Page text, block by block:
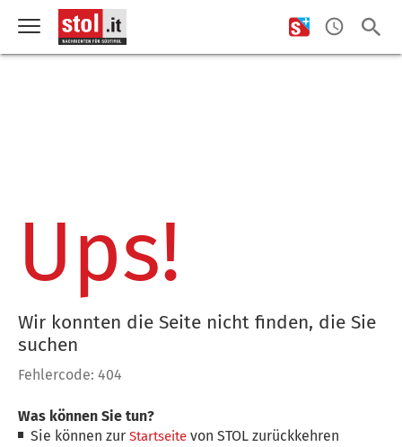
Ups!
Wir konnten die Seite nicht finden, die Sie
suchen
Fehlercode: 404
Was können Sie tun?
Sie können zurStartseite von STOL zurückkehren